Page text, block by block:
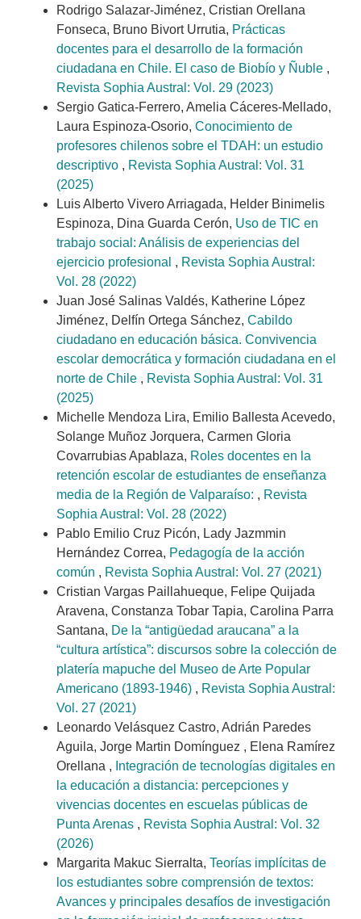
Rodrigo Salazar-Jiménez, Cristian Orellana
Fonseca, Bruno Bivort Urrutia, Prácticas
docentes para el desarrollo de la formación
ciudadana en Chile. El caso de Biobío y Ñuble ,
Revista Sophia Austral: Vol. 29 (2023)
Sergio Gatica-Ferrero, Amelia Cáceres-Mellado,
Laura Espinoza-Osorio, Conocimiento de
profesores chilenos sobre el TDAH: un estudio
descriptivo , Revista Sophia Austral: Vol. 31
(2025)
Luis Alberto Vivero Arriagada, Helder Binimelis
Espinoza, Dina Guarda Cerón, Uso de TIC en
trabajo social: Análisis de experiencias del
ejercicio profesional , Revista Sophia Austral:
Vol. 28 (2022)
Juan José Salinas Valdés, Katherine López
Jiménez, Delfín Ortega Sánchez, Cabildo
ciudadano en educación básica. Convivencia
escolar democrática y formación ciudadana en el
norte de Chile , Revista Sophia Austral: Vol. 31
(2025)
Michelle Mendoza Lira, Emilio Ballesta Acevedo,
Solange Muñoz Jorquera, Carmen Gloria
Covarrubias Apablaza, Roles docentes en la
retención escolar de estudiantes de enseñanza
media de la Región de Valparaíso: , Revista
Sophia Austral: Vol. 28 (2022)
Pablo Emilio Cruz Picón, Lady Jazmmin
Hernández Correa, Pedagogía de la acción
común , Revista Sophia Austral: Vol. 27 (2021)
Cristian Vargas Paillahueque, Felipe Quijada
Aravena, Constanza Tobar Tapia, Carolina Parra
Santana, De la “antigüedad araucana” a la
“cultura artística”: discursos sobre la colección de
platería mapuche del Museo de Arte Popular
Americano (1893-1946) , Revista Sophia Austral:
Vol. 27 (2021)
Leonardo Velásquez Castro, Adrián Paredes
Aguila, Jorge Martin Domínguez , Elena Ramírez
Orellana , Integración de tecnologías digitales en
la educación a distancia: percepciones y
vivencias docentes en escuelas públicas de
Punta Arenas , Revista Sophia Austral: Vol. 32
(2026)
Margarita Makuc Sierralta, Teorías implícitas de
los estudiantes sobre comprensión de textos:
Avances y principales desafíos de investigación